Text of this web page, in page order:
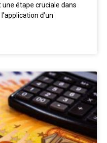
étape cruciale dans
d’un